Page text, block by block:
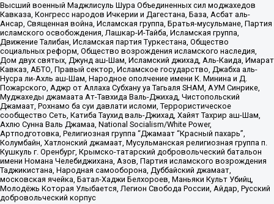
Высший военный Маджлисуль Шура Объединенных сил моджахедов
Кавказа, Конгресс народов Ичкерии и Дагестана, База, Асбат аль-
Ансар, Священная война, Исламская группа, Братья-мусульмане, Партия
исламского освобождения, Лашкар-И-Тайба, Исламская группа,
Движение Талибан, Исламская партия Туркестана, Общество
социальных реформ, Общество возрождения исламского наследия,
Дом двух святых, Джунд аш-Шам, Исламский джихад, Аль-Каида, Имарат
Кавказ, АБТО, Правый сектор, Исламское государство, Джабха аль-
Нусра ли-Ахль аш-Шам, Народное ополчение имени К. Минина и Д.
Пожарского, Аджр от Аллаха Субхану уа Тагьаля SHAM, АУМ Синрике,
Муджахеды джамаата Ат-Тавхида Валь-Джихад, Чистопольский
Джамаат, Рохнамо ба суи давлати исломи, Террористическое
сообщество Сеть, Катиба Таухид валь-Джихад, Хайят Тахрир аш-Шам,
Ахлю Сунна Валь Джамаа, National Socialism/White Power,
Артподготовка, Религиозная группа “Джамаат “Красный пахарь”,
Колумбайн, Хатлонский джамаат, Мусульманская религиозная группа п.
Кушкуль г. Оренбург, Крымско-татарский добровольческий батальон
имени Номана Челебиджихана, Азов, Партия исламского возрождения
Таджикистана, Народная самооборона, Дуббайский джамаат,
московская ячейка, Батал-Хаджи Белхороев, Маньяки Культ Убийц,
Молодёжь Которая Улыбается, Легион Свобода России, Айдар, Русский
добровольческий корпус